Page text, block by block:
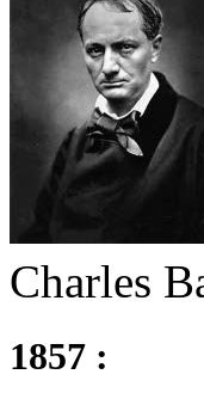
Charles
1857 :